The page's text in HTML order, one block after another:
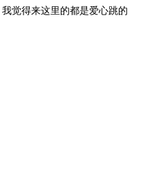
我觉得来这里的都是爱心跳的